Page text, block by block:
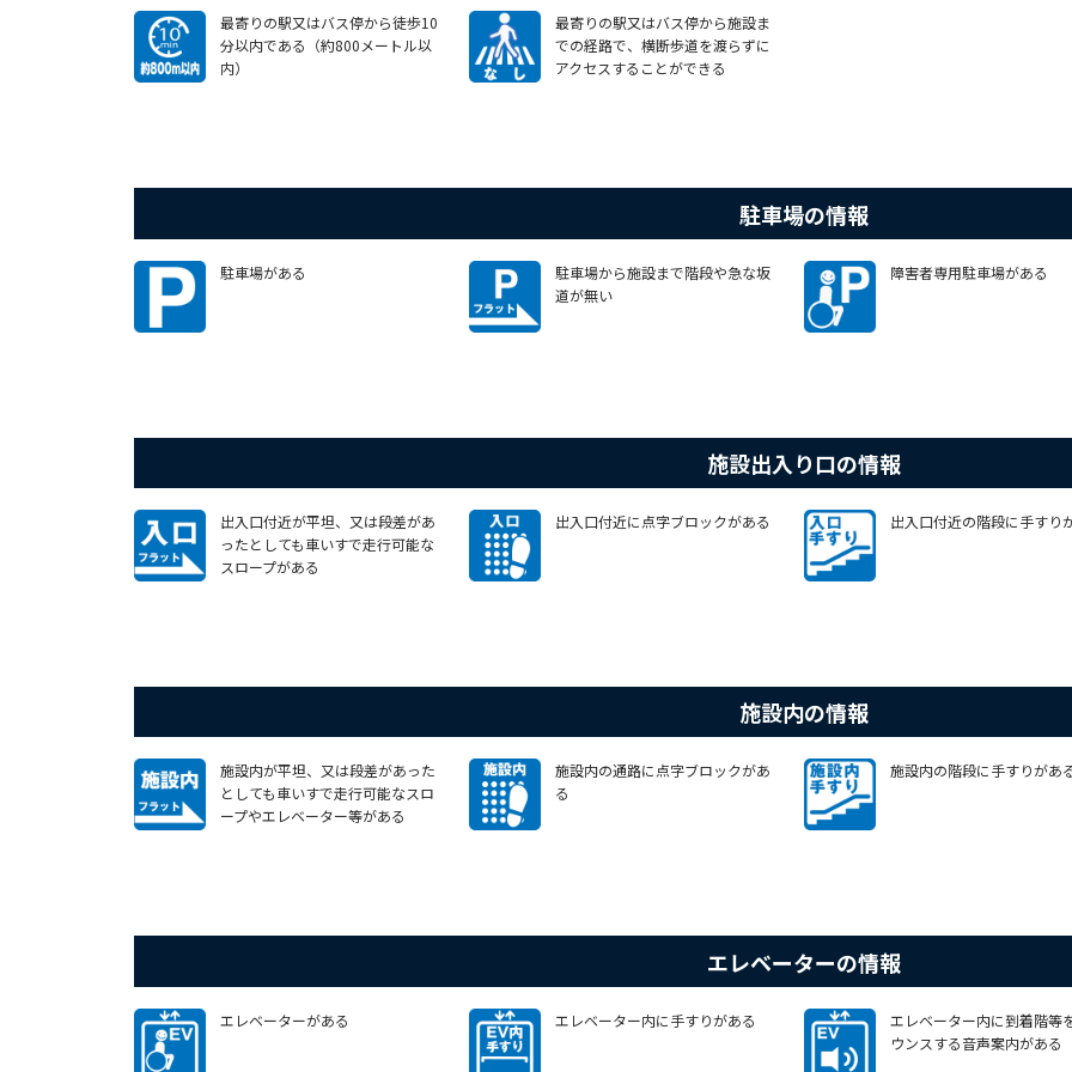
最寄りの駅又はバス停から徒歩10
分以内である（約800メートル以
内）
最寄りの駅又はバス停から施設ま
での経路で、横断歩道を渡らずに
アクセスすることができる
駐車場の情報
駐車場がある
駐車場から施設まで階段や急な坂
道が無い
障害者専用駐車場がある
施設出入り口の情報
出入口付近が平坦、又は段差があ
ったとしても車いすで走行可能な
スロープがある
出入口付近に点字ブロックがある 出入口付近の階段に手すり
施設内の情報
施設内が平坦、又は段差があった
としても車いすで走行可能なスロ
ープやエレベーター等がある
施設内の通路に点字ブロックがあ
る
施設内の階段に手すりがあ
エレベーターの情報
エレベーターがある エレベーター内に手すりがある
エレベーター内に到着階等
ウンスする音声案内がある